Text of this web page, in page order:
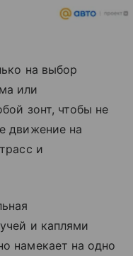
на выбор
или
зонт, чтобы не
движение на
и
и каплями
намекает на одно